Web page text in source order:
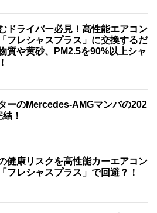
ドライバー必見！高性能エアコン
フレシャスプラス」に交換するだ
質や黄砂、PM2.5を90%以上シャ
ーのMercedes-AMGマンバの202
！
健康リスクを高性能カーエアコン
フレシャスプラス」で回避？！